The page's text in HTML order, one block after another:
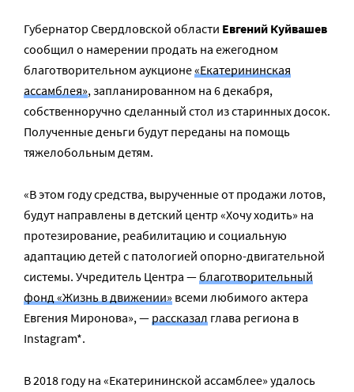
Губернатор Свердловской области Евгений Куйвашев
сообщил о намерении продать на ежегодном
благотворительном аукционе«Екатерининская
ассамблея», запланированном на 6 декабря,
собственноручно сделанный стол из старинных досок.
Полученные деньги будут переданы на помощь
тяжелобольным детям.
«В этом году средства, вырученные от продажи лотов,
будут направлены в детский центр «Хочу ходить» на
протезирование, реабилитацию и социальную
адаптацию детей с патологией опорно-двигательной
системы. Учредитель Центра —благотворительный
фонд «Жизнь в движении» всеми любимого актера
Евгения Миронова», —рассказал глава региона в
Instagram*.
В 2018 году на «Екатерининской ассамблее» удалось